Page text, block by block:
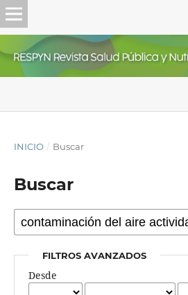
INICIO / Buscar
Buscar
FILTROS AVANZADOS
Desde